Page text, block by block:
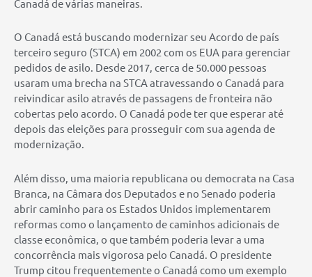
Canadá de várias maneiras.
O Canadá está buscando modernizar seu Acordo de país
terceiro seguro (STCA) em 2002 com os EUA para gerenciar
pedidos de asilo. Desde 2017, cerca de 50.000 pessoas
usaram uma brecha na STCA atravessando o Canadá para
reivindicar asilo através de passagens de fronteira não
cobertas pelo acordo. O Canadá pode ter que esperar até
depois das eleições para prosseguir com sua agenda de
modernização.
Além disso, uma maioria republicana ou democrata na Casa
Branca, na Câmara dos Deputados e no Senado poderia
abrir caminho para os Estados Unidos implementarem
reformas como o lançamento de caminhos adicionais de
classe econômica, o que também poderia levar a uma
concorrência mais vigorosa pelo Canadá. O presidente
Trump citou frequentemente o Canadá como um exemplo